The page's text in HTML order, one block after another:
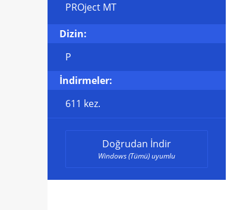
PROject MT
Dizin:
P
İndirmeler:
611 kez.
Doğrudan İndir
Windows (Tümü) uyumlu